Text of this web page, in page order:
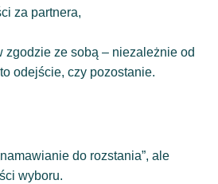
za partnera,
zgodzie ze sobą – niezależnie od
odejście, czy pozostanie.
do rozstania”, ale
wyboru.